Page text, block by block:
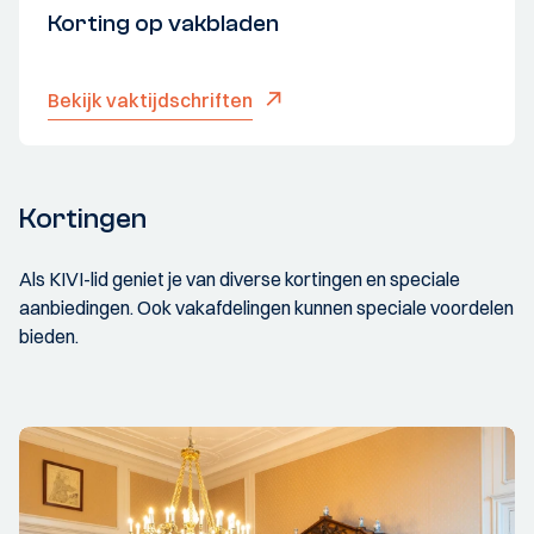
Korting op vakbladen
Bekijk vaktijdschriften
Kortingen
Als KIVI-lid geniet je van diverse kortingen en speciale
aanbiedingen. Ook vakafdelingen kunnen speciale voordelen
bieden.